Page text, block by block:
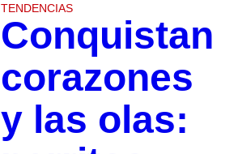
TENDENCIAS
Conquistan
corazones
y las olas: